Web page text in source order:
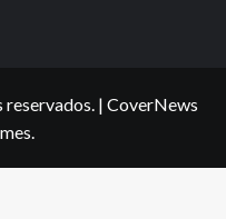
| CoverNews